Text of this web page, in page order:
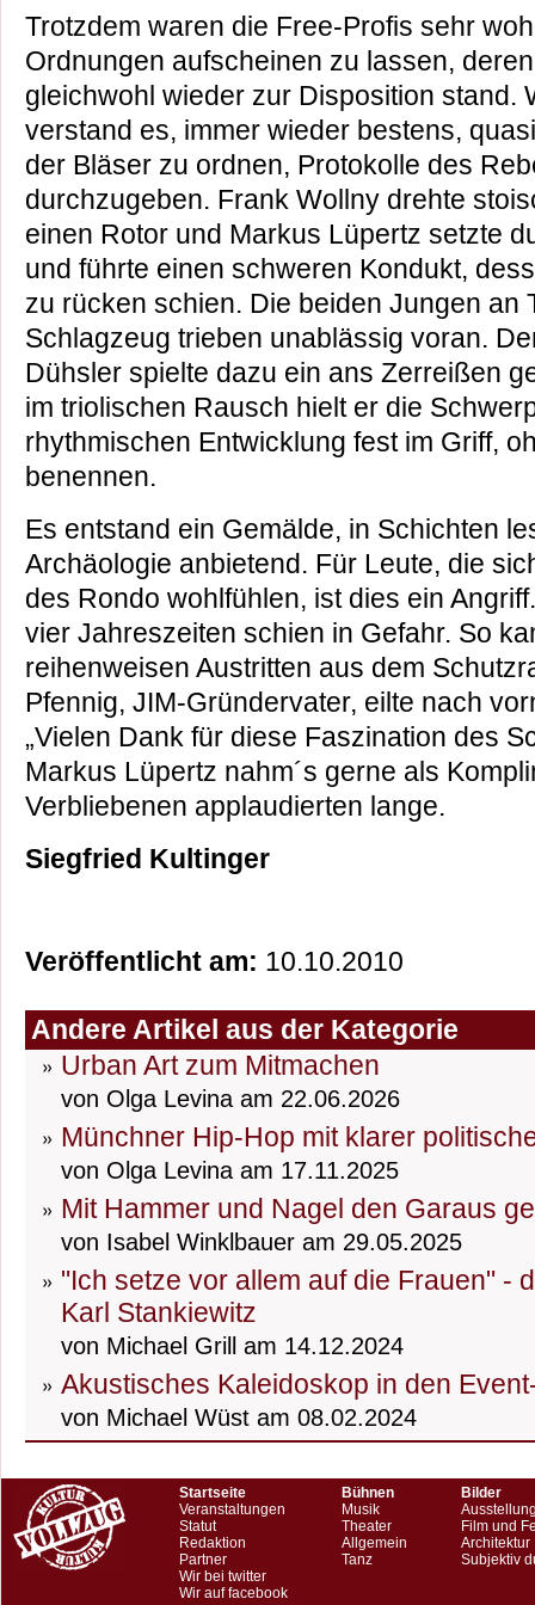
Trotzdem waren die Free-Profis sehr
Ordnungen aufscheinen zu lassen,
gleichwohl wieder zur Disposition stand.
verstand es, immer wieder bestens,
der Bläser zu ordnen, Protokolle des
durchzugeben. Frank Wollny drehte
einen Rotor und Markus Lüpertz setzte
und führte einen schweren Kondukt,
zu rücken schien. Die beiden Jungen an
Schlagzeug trieben unablässig voran.
Dühsler spielte dazu ein ans Zerreißen
im triolischen Rausch hielt er die
rhythmischen Entwicklung fest im Griff,
benennen.
Es entstand ein Gemälde, in Schichten
Archäologie anbietend. Für Leute, die
des Rondo wohlfühlen, ist dies ein
vier Jahreszeiten schien in Gefahr. So
reihenweisen Austritten aus dem
Pfennig, JIM-Gründervater, eilte nach
„Vielen Dank für diese Faszination des
Markus Lüpertz nahm´s gerne als
Verbliebenen applaudierten lange.
Siegfried Kultinger
Veröffentlicht am: 10.10.2010
Andere Artikel aus der Kategorie
Urban Art zum Mitmachen
von Olga Levina am 22.06.2026
Münchner Hip-Hop mit klarer
von Olga Levina am 17.11.2025
Mit Hammer und Nagel den Garaus
von Isabel Winklbauer am 29.05.2025
"Ich setze vor allem auf die Frauen" -
Karl Stankiewitz
von Michael Grill am 14.12.2024
Akustisches Kaleidoskop in den
von Michael Wüst am 08.02.2024
Startseite
Veranstaltungen
Statut
Redaktion
Partner
Wir bei twitter
Wir auf facebook
Bühnen
Musik
Theater
Allgemein
Tanz
Bilder
Film und
Architektur
Subjektiv